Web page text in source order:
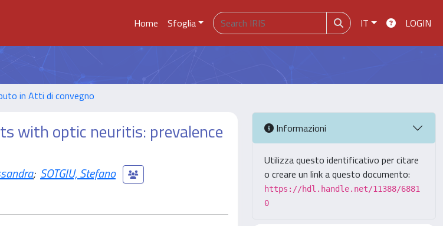
Home Sfoglia IT LOGIN
in Atti di convegno
with optic neuritis: prevalence
; SOTGIU, Stefano
Informazioni
Utilizza questo identificativo per citare
o creare un link a questo documento:
https://hdl.handle.net/11388/6881
0